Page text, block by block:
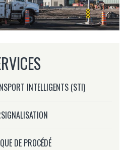
INTELLIGENTS (STI)
DE PROCÉDÉ